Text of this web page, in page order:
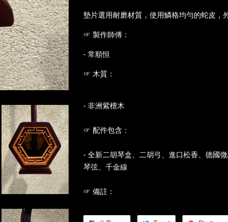
墊片選用耐磨材質，使用鱗格均勻的蛇皮，
☞ 製作師傅：
- 常順恒
☞ 木質：
- 非洲紫檀木
☞ 配件包含：
- 全新二胡琴盒、二胡弓、進口松香、德國
琴弦、千金線
☞ 備註：